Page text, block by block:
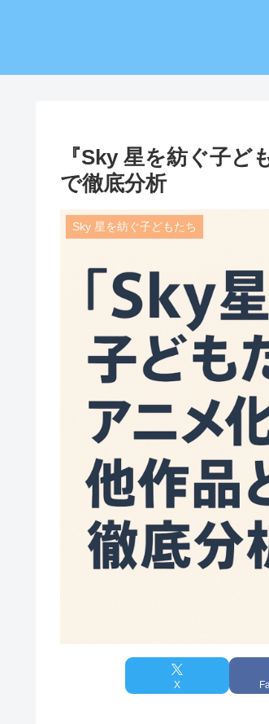
『Sky 星を紡ぐ子
で徹底分析
Sky 星を紡ぐ子どもたち
X